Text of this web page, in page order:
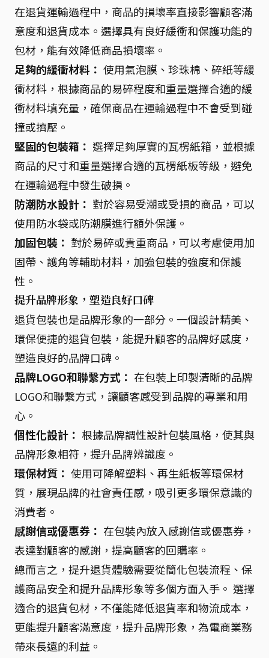
在退貨運輸過程中，商品的損壞率直接影響顧客滿
意度和退貨成本。選擇具有良好緩衝和保護功能的
包材，能有效降低商品損壞率。
足夠的緩衝材料： 使用氣泡膜、珍珠棉、碎紙等緩
衝材料，根據商品的易碎程度和重量選擇合適的緩
衝材料填充量，確保商品在運輸過程中不會受到碰
撞或擠壓。
堅固的包裝箱： 選擇足夠厚實的瓦楞紙箱，並根據
商品的尺寸和重量選擇合適的瓦楞紙板等級，避免
在運輸過程中發生破損。
防潮防水設計： 對於容易受潮或受損的商品，可以
使用防水袋或防潮膜進行額外保護。
加固包裝： 對於易碎或貴重商品，可以考慮使用加
固帶、護角等輔助材料，加強包裝的強度和保護
性。
提升品牌形象，塑造良好口碑
退貨包裝也是品牌形象的一部分。一個設計精美、
環保便捷的退貨包裝，能提升顧客的品牌好感度，
塑造良好的品牌口碑。
品牌LOGO和聯繫方式： 在包裝上印製清晰的品牌
LOGO和聯繫方式，讓顧客感受到品牌的專業和用
心。
個性化設計： 根據品牌調性設計包裝風格，使其與
品牌形象相符，提升品牌辨識度。
環保材質： 使用可降解塑料、再生紙板等環保材
質，展現品牌的社會責任感，吸引更多環保意識的
消費者。
感謝信或優惠券： 在包裝內放入感謝信或優惠券，
表達對顧客的感謝，提高顧客的回購率。
總而言之，提升退貨體驗需要從簡化包裝流程、保
護商品安全和提升品牌形象等多個方面入手。 選擇
適合的退貨包材，不僅能降低退貨率和物流成本，
更能提升顧客滿意度，提升品牌形象，為電商業務
帶來長遠的利益。